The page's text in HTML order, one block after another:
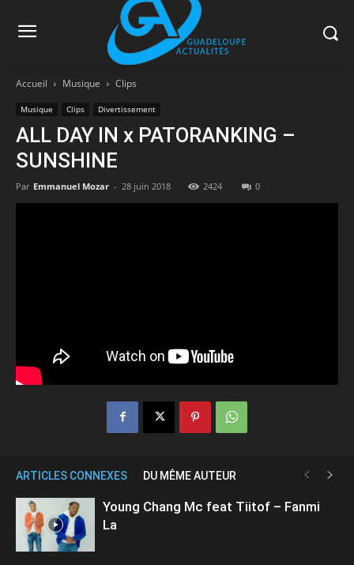
Accueil Musique Clips
Musique Clips Divertissement
ALL DAY IN x PATORANKING –
SUNSHINE
Par Emmanuel Mozar - 28 juin 2018 2424 0
ARTICLES CONNEXES DU MÊME AUTEUR
Young Chang Mc feat Tiitof – Fanmi
La